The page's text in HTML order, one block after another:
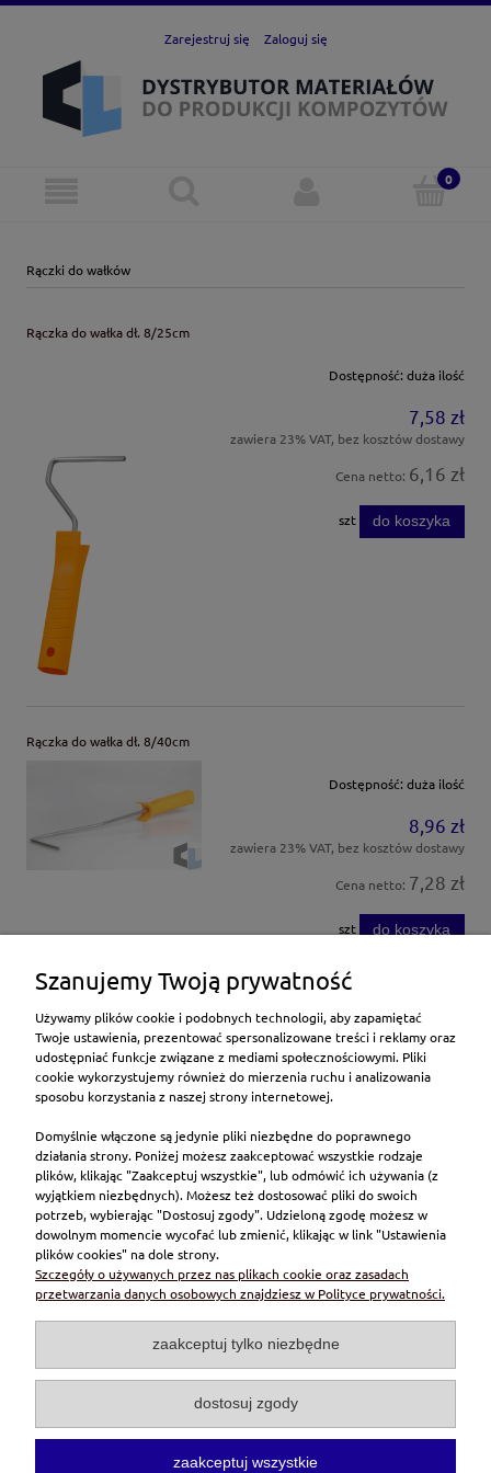
Zarejestruj się Zaloguj się
Rączki do wałków
Rączka do wałka dł. 8/25cm
Dostępność: duża ilość
7,58 zł
zawiera 23% VAT, bez kosztów dostawy
Cena netto: 6,16 zł
szt do koszyka
Rączka do wałka dł. 8/40cm
Dostępność: duża ilość
8,96 zł
zawiera 23% VAT, bez kosztów dostawy
Cena netto: 7,28 zł
szt do koszyka
Rączka do wałka profesjonalnego 180
Dostępność:duża ilość
Wysyłka w:
48 godzin
Cena netto:16,44 zł
szt do koszyka
O nas
Obsługa klienta
Pomoc
Szanujemy Twoją prywatność
Używamy plików cookie i podobnych technologii, aby zapamiętać
Twoje ustawienia, prezentować spersonalizowane treści i reklamy oraz
udostępniać funkcje związane z mediami społecznościowymi. Pliki
cookie wykorzystujemy również do mierzenia ruchu i analizowania
sposobu korzystania z naszej strony internetowej.
Domyślnie włączone są jedynie pliki niezbędne do poprawnego
działania strony. Poniżej możesz zaakceptować wszystkie rodzaje
plików, klikając "Zaakceptuj wszystkie", lub odmówić ich używania (z
wyjątkiem niezbędnych). Możesz też dostosować pliki do swoich
potrzeb, wybierając "Dostosuj zgody". Udzieloną zgodę możesz w
dowolnym momencie wycofać lub zmienić, klikając w link "Ustawienia
plików cookies" na dole strony.
Szczegóły o używanych przez nas plikach cookie oraz zasadach
przetwarzania danych osobowych znajdziesz w Polityce prywatności.
zaakceptuj tylko niezbędne
dostosuj zgody
zaakceptuj wszystkie